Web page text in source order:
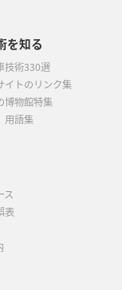
を知る
技術330選
イトのリンク集
博物館特集
用語集
ス
表